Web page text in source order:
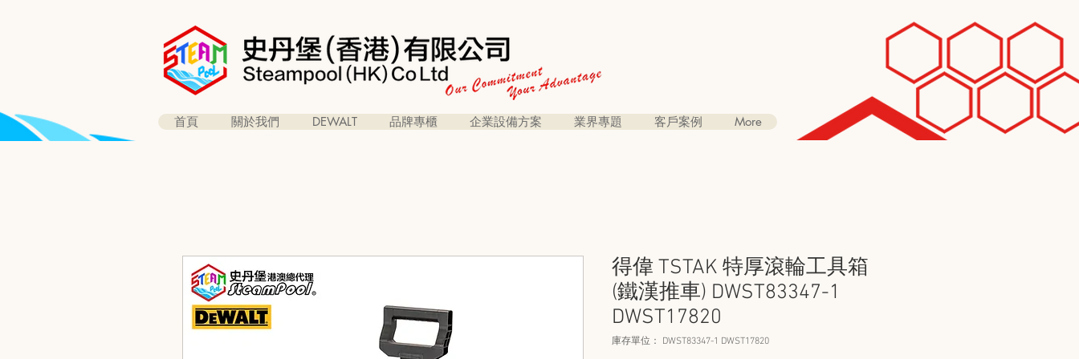
首頁 關於我們 DEWALT 品牌專櫃 企業設備方案 業界專題 客戶案例 More
得偉 TSTAK 特厚滾輪工具箱
(鐵漢推車) DWST83347-1
DWST17820
庫存單位： DWST83347-1 DWST17820